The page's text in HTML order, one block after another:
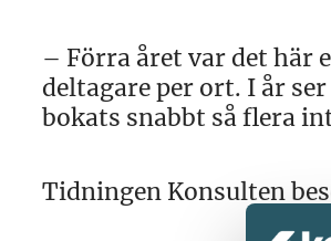
– Förra året var det här
deltagare per ort. I år
bokats snabbt så flera
Tidningen Konsulten